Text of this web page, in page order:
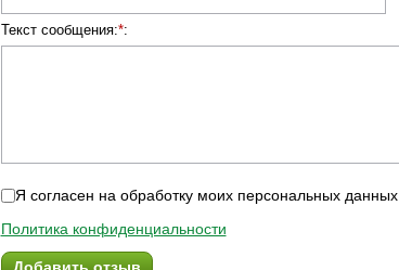
Текст сообщения:*:
Я согласен на обработку моих персональных данных
Политика конфиденциальности